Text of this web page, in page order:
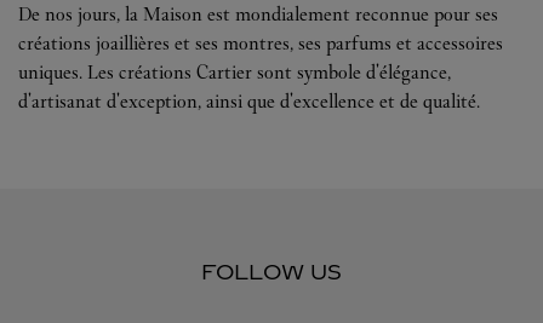
De nos jours, la Maison est mondialement reconnue pour ses
créations joaillières et ses montres, ses parfums et accessoires
uniques. Les créations Cartier sont symbole d'élégance,
d'artisanat d'exception, ainsi que d'excellence et de qualité.
FOLLOW US